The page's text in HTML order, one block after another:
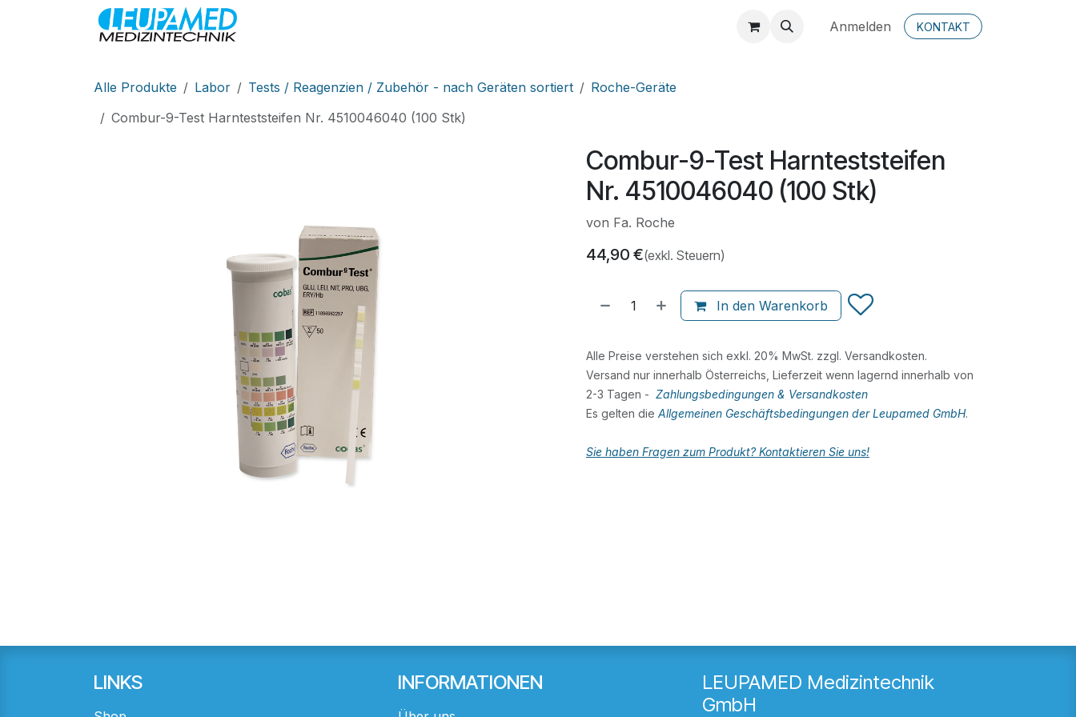
Zum Inhalt springen
Anmelden KONTAKT
Alle Produkte Labor Tests / Reagenzien / Zubehör - nach Geräten sortiert
Roche-Geräte
Combur-9-Test Harnteststeifen Nr. 4510046040 (100 Stk)
Combur-9-Test Harnteststeifen
Nr. 4510046040 (100 Stk)
von Fa. Roche
44,90 €(exkl. Steuern)
In den Warenkorb
Alle Preise verstehen sich exkl. 20% MwSt. zzgl. Versandkosten.
Versand nur innerhalb Österreichs, Lieferzeit wenn lagernd innerhalb von
2-3 Tagen - Zahlungsbedingungen & Versandkosten
Es gelten die Allgemeinen Geschäftsbedingungen der Leupamed GmbH.
Sie haben Fragen zum Produkt? Kontaktieren Sie uns!
LINKS INFORMATIONEN
LEUPAMED Medizintechnik
GmbH